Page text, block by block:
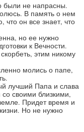
были не напрасны.
В память о нем
он все знает, что
но ее нужно
к Вечности.
этим никому
молись о папе,
лучший Папа и слава
своими близкими,
Придет время и
Но не нужно